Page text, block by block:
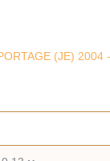
(JE) 2004